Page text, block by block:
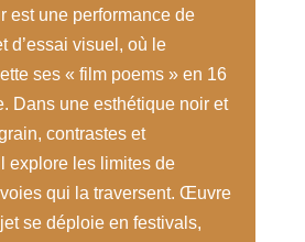
est une performance de
d’essai visuel, où le
ses « film poems » en 16
Dans une esthétique noir et
contrastes et
explore les limites de
voies qui la traversent. Œuvre
se déploie en festivals,